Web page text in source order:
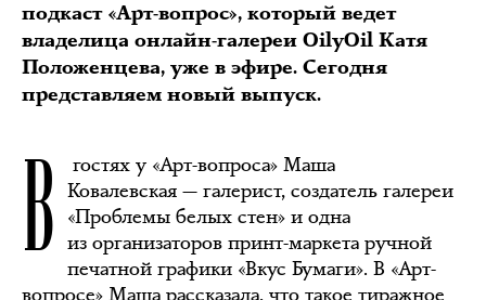
подкаст «Арт-вопрос», который ведет
владелица онлайн-галереи OilyOil Катя
Положенцева, уже в эфире. Сегодня
представляем новый выпуск.
В
гостях у «Арт-вопроса» Маша
Ковалевская — галерист, создатель галереи
«Проблемы белых стен» и одна
из организаторов принт-маркета ручной
печатной графики «Вкус Бумаги». В «Арт-
вопросе» Маша рассказала, что такое тиражное